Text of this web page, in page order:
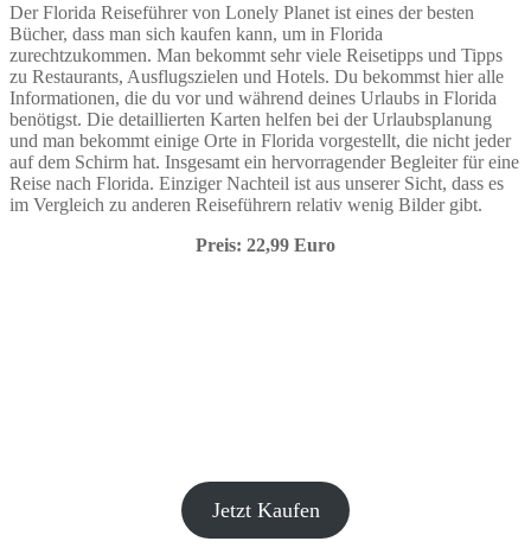
Der Florida Reiseführer von Lonely Planet ist eines der besten
Bücher, dass man sich kaufen kann, um in Florida
zurechtzukommen. Man bekommt sehr viele Reisetipps und Tipps
zu Restaurants, Ausflugszielen und Hotels. Du bekommst hier alle
Informationen, die du vor und während deines Urlaubs in Florida
benötigst. Die detaillierten Karten helfen bei der Urlaubsplanung
und man bekommt einige Orte in Florida vorgestellt, die nicht jeder
auf dem Schirm hat. Insgesamt ein hervorragender Begleiter für eine
Reise nach Florida. Einziger Nachteil ist aus unserer Sicht, dass es
im Vergleich zu anderen Reiseführern relativ wenig Bilder gibt.
Preis: 22,99 Euro
Jetzt Kaufen